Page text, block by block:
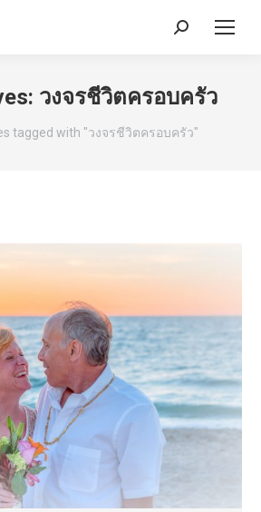
Search:
วงจรชีวิตครอบครัว
tagged with "วงจรชีวิตครอบครัว"